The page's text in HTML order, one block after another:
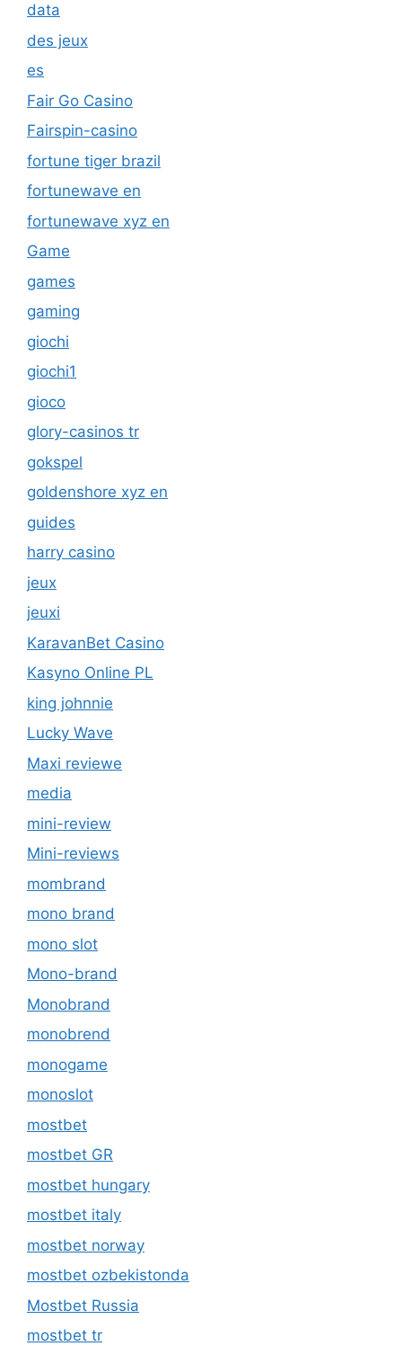
data
des jeux
es
Fair Go Casino
Fairspin-casino
fortune tiger brazil
fortunewave en
fortunewave xyz en
Game
games
gaming
giochi
giochi1
gioco
glory-casinos tr
gokspel
goldenshore xyz en
guides
harry casino
jeux
jeuxi
KaravanBet Casino
Kasyno Online PL
king johnnie
Lucky Wave
Maxi reviewe
media
mini-review
Mini-reviews
mombrand
mono brand
mono slot
Mono-brand
Monobrand
monobrend
monogame
monoslot
mostbet
mostbet GR
mostbet hungary
mostbet italy
mostbet norway
mostbet ozbekistonda
Mostbet Russia
mostbet tr